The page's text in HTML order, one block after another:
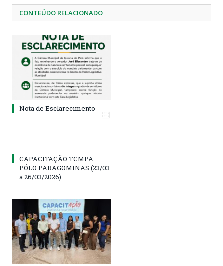
CONTEÚDO RELACIONADO
Nota de Esclarecimento
CAPACITAÇÃO TCMPA –
PÓLO PARAGOMINAS (23/03
a 26/03/2026)